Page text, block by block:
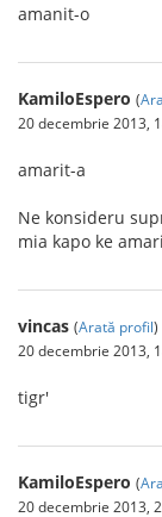
amanit-o
KamiloEspero (
20 decembrie 2013,
amarit-a
Ne konsideru
mia kapo ke
vincas (Arată profil)
20 decembrie 2013,
tigr'
KamiloEspero (
20 decembrie 2013,